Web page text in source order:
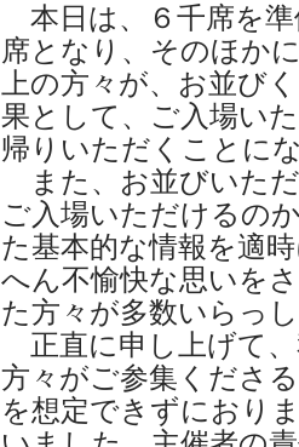
本日は、６千席を
席となり、そのほか
上の方々が、お並び
果として、ご入場い
帰りいただくことに
また、お並びいた
ご入場いただけるの
た基本的な情報を適
へん不愉快な思いを
た方々が多数いらっ
正直に申し上げて
方々がご参集くださ
を想定できずにおり